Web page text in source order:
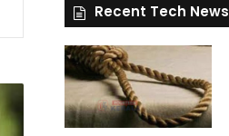
Recent Tech News